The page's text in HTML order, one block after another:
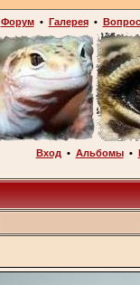
Форум• Галерея•
Вход • Альбомы•